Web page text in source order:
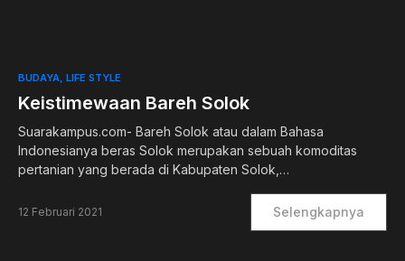
BUDAYA LIFE STYLE
Keistimewaan Bareh Solok
Suarakampus.com- Bareh Solok atau dalam Bahasa
Indonesianya beras Solok merupakan sebuah komoditas
pertanian yang berada di Kabupaten Solok,…
12 Februari 2021 Selengkapnya